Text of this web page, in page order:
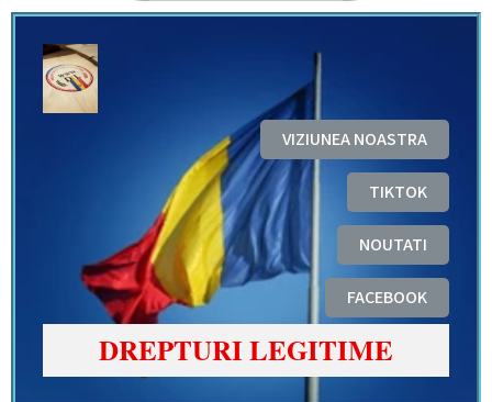
VIZIUNEA NOASTRA
TIKTOK
NOUTATI
FACEBOOK
DREPTURI LEGITIME